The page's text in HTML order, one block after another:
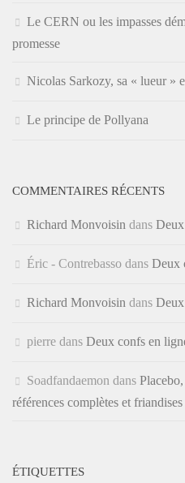
Le CERN ou les impasses
promesse
Nicolas Sarkozy, sa « lueur »
Le principe de Pollyana
COMMENTAIRES RÉCENTS
Richard Monvoisin dans
Éric - Contrebasso dans Deux
Richard Monvoisin dans
pierre dans Deux confs en
Soadfandaemon dans
références complètes et
ÉTIQUETTES